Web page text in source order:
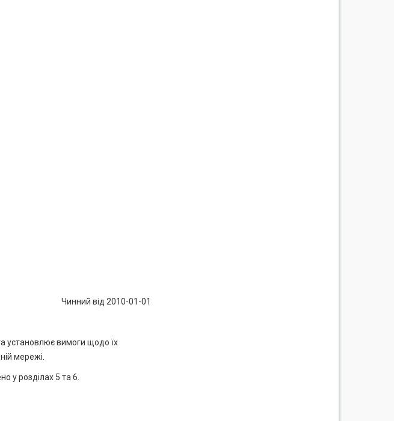
Чинний від 2010-01-01
установлює вимоги щодо їх
мережі.
у розділах 5 та 6.